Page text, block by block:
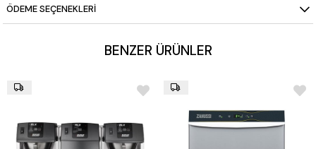
Güç Tüketimi:
Boyutlar (GxDxY):900 x 530 x 895 mm
ÖDEME SEÇENEKLERI
BENZER ÜRÜNLER